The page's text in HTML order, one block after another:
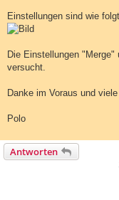
Einstellungen sind wie
Die Einstellungen
versucht.
Danke im Voraus und
Polo
Antworten